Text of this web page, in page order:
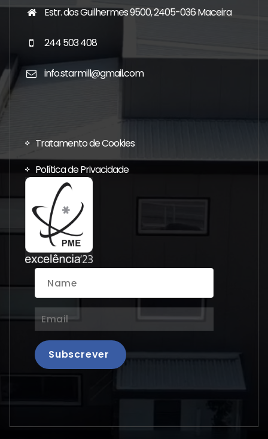
Estr. dos Guilhermes 9500, 2405-036 Maceira
244 503 408
info.starmill@gmail.com
Tratamento de Cookies
Política de Privacidade